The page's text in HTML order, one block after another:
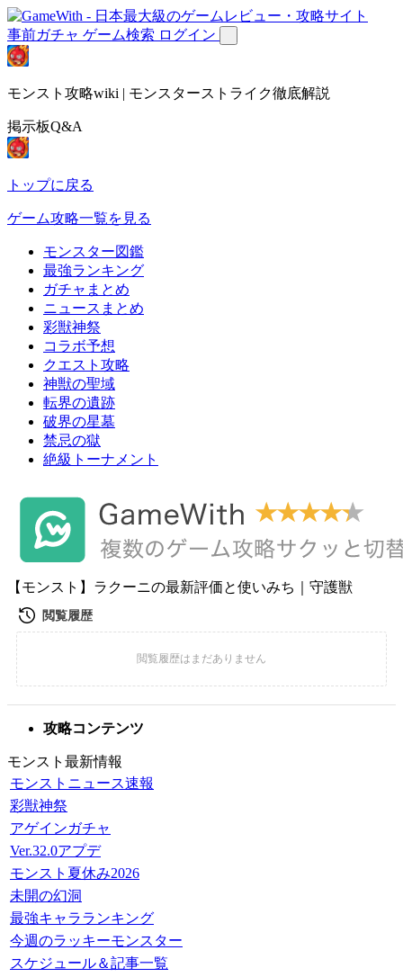
事前ガチャ ゲーム検索 ログイン
モンスト攻略wiki | モンスターストライク徹底解説
掲示板Q&A
トップに戻る
ゲーム攻略一覧を見る
モンスター図鑑
最強ランキング
ガチャまとめ
ニュースまとめ
彩獣神祭
コラボ予想
クエスト攻略
神獣の聖域
転界の遺跡
破界の星墓
禁忌の獄
絶級トーナメント
【モンスト】ラクーニの最新評価と使いみち｜守護獣
攻略コンテンツ
モンスト最新情報
モンストニュース速報
彩獣神祭
アゲインガチャ
Ver.32.0アプデ
モンスト夏休み2026
未開の幻洞
最強キャラランキング
今週のラッキーモンスター
スケジュール＆記事一覧